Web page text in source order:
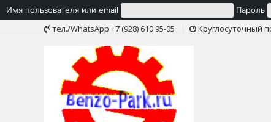
Имя пользователя или email Пароль
тел./WhatsApp +7 (928) 610 95-05 Круглосуточный